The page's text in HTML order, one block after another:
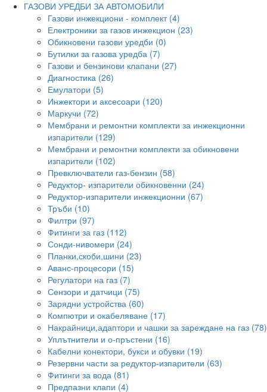
ГАЗОВИ УРЕДБИ ЗА АВТОМОБИЛИ
Газови инжекциони - комплект (4)
Електроники за газов инжекцион (23)
Обикновени газови уредби (0)
Бутилки за газова уредба (7)
Газови и бензинови клапани (27)
Диагностика (26)
Емулатори (5)
Инжектори и аксесоари (120)
Маркучи (72)
Мембрани и ремонтни комплекти за инжекционни
изпарители (129)
Мембрани и ремонтни комплекти за обикновени
изпарители (102)
Превключватели газ-бензин (58)
Редуктор- изпарители обикновенни (24)
Редуктор-изпарители инжекционни (67)
Тръби (10)
Филтри (97)
Фитинги за газ (112)
Сонди-нивомери (24)
Планки,скоби,шини (23)
Аванс-процесори (15)
Регулатори на газ (7)
Сензори и датчици (75)
Зарядни устройства (60)
Компютри и окабеляване (17)
Накрайници,адаптори и чашки за зареждане на газ (78)
Уплътнители и о-пръстени (16)
Кабелни конектори, букси и обувки (19)
Резервни части за редуктор-изпарители (63)
Фитинги за вода (81)
Предпазни клапи (4)